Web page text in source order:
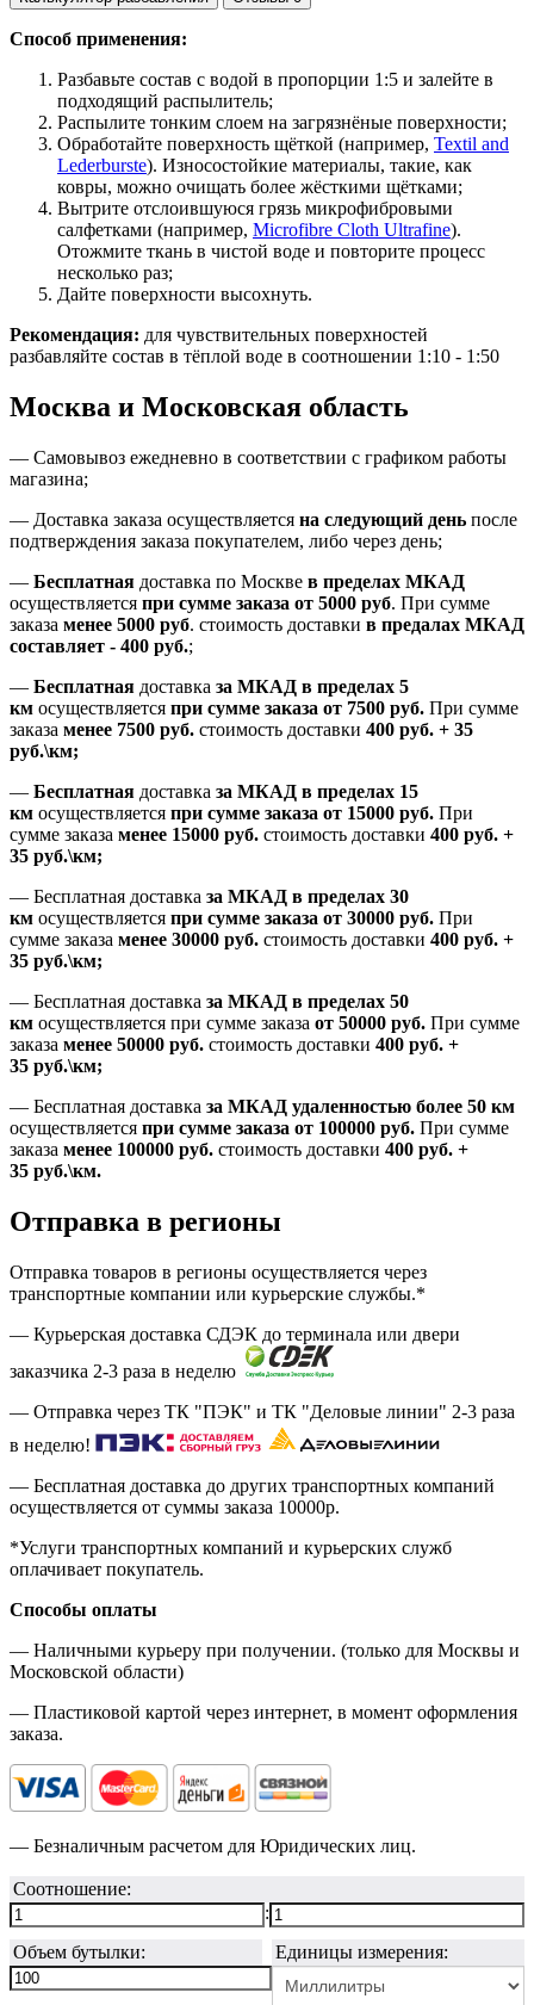
Способ применения:
Разбавьте состав с водой в пропорции 1:5 и залейте в
подходящий распылитель;
Распылите тонким слоем на загрязнёные поверхности;
Обработайте поверхность щёткой (например, Textil and
Lederburste). Износостойкие материалы, такие, как
ковры, можно очищать более жёсткими щётками;
Вытрите отслоившуюся грязь микрофибровыми
салфетками (например, Microfibre Cloth Ultrafine).
Отожмите ткань в чистой воде и повторите процесс
несколько раз;
Дайте поверхности высохнуть.
Рекомендация: для чувствительных поверхностей
разбавляйте состав в тёплой воде в соотношении 1:10 - 1:50
Москва и Московская область
— Самовывоз ежедневно в соответствии с графиком работы
магазина;
— Доставка заказа осуществляется на следующий день после
подтверждения заказа покупателем, либо через день;
— Бесплатная доставка по Москве в пределах МКАД
осуществляется при сумме заказа от 5000 руб. При сумме
заказа менее 5000 руб. стоимость доставки в предалах МКАД
составляет - 400 руб.;
— Бесплатная доставка за МКАД в пределах 5
км осуществляется при сумме заказа от 7500 руб. При сумме
заказа менее 7500 руб. стоимость доставки 400 руб. + 35
руб.\км;
— Бесплатная доставка за МКАД в пределах 15
км осуществляется при сумме заказа от 15000 руб. При
сумме заказа менее 15000 руб. стоимость доставки 400 руб. +
35 руб.\км;
— Бесплатная доставка за МКАД в пределах 30
км осуществляется при сумме заказа от 30000 руб. При
сумме заказа менее 30000 руб. стоимость доставки 400 руб. +
35 руб.\км;
— Бесплатная доставка за МКАД в пределах 50
км осуществляется при сумме заказа от 50000 руб. При сумме
заказа менее 50000 руб. стоимость доставки 400 руб. +
35 руб.\км;
— Бесплатная доставка за МКАД удаленностью более 50 км
осуществляется при сумме заказа от 100000 руб. При сумме
заказа менее 100000 руб. стоимость доставки 400 руб. +
35 руб.\км.
Отправка в регионы
Отправка товаров в регионы осуществляется через
транспортные компании или курьерские службы.*
— Курьерская доставка СДЭК до терминала или двери
заказчика 2-3 раза в неделю
— Отправка через ТК "ПЭК" и ТК "Деловые линии" 2-3 раза
в неделю!
— Бесплатная доставка до других транспортных компаний
осуществляется от суммы заказа 10000р.
*Услуги транспортных компаний и курьерских служб
оплачивает покупатель.
Способы оплаты
— Наличными курьеру при получении. (только для Москвы и
Московской области)
— Пластиковой картой через интернет, в момент оформления
заказа.
— Безналичным расчетом для Юридических лиц.
Соотношение:
:
Объем бутылки:
Единицы измерения: